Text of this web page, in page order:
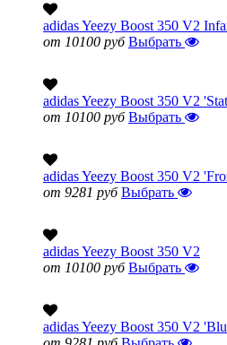
adidas Yeezy Boost 350 V2
от 10100 руб Выбрать
adidas Yeezy Boost 350 V2
от 10100 руб Выбрать
adidas Yeezy Boost 350 V2
от 9281 руб Выбрать
adidas Yeezy Boost 350 V2
от 10100 руб Выбрать
adidas Yeezy Boost 350 V2